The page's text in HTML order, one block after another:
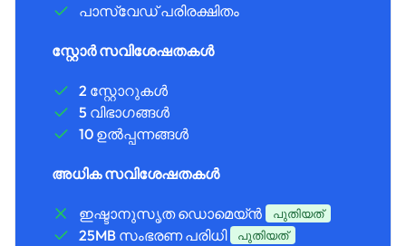
പാസ്‌വേഡ് പരിരക്ഷിതം
സ്റ്റോർ സവിശേഷതകൾ
2 സ്റ്റോറുകൾ
5 വിഭാഗങ്ങൾ
10 ഉൽപ്പന്നങ്ങൾ
അധിക സവിശേഷതകൾ
ഇഷ്ടാനുസൃത ഡൊമെയ്ൻ പുതിയത്
25MB സംഭരണ ​​പരിധി പുതിയത്